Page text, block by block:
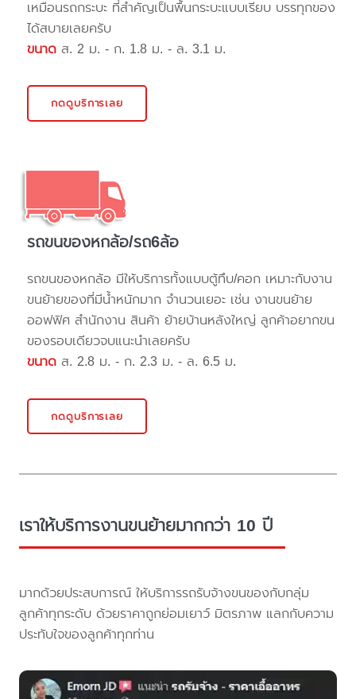
เหมือนรถกระบะ ที่สำคัญเป็นพื้นกระบะแบบเรียบ บรรทุกของ
ได้สบายเลยครับ
ขนาด ส. 2 ม. - ก. 1.8 ม. - ล. 3.1 ม.
กดดูบริการเลย
รถขนของหกล้อ/รถ6ล้อ
รถขนของหกล้อ มีให้บริการทั้งแบบตู้ทึบ/คอก เหมาะกับงาน
ขนย้ายของที่มีน้ำหนักมาก จำนวนเยอะ เช่น งานขนย้าย
ออฟฟิศ สำนักงาน สินค้า ย้ายบ้านหลังใหญ่ ลูกค้าอยากขน
ของรอบเดียวจบแนะนำเลยครับ
ขนาด ส. 2.8 ม. - ก. 2.3 ม. - ล. 6.5 ม.
กดดูบริการเลย
เราให้บริการงานขนย้ายมากกว่า 10 ปี
มากด้วยประสบการณ์ ให้บริการรถรับจ้างขนของกับกลุ่ม
ลูกค้าทุกระดับ ด้วยราคาถูกย่อมเยาว์ มิตรภาพ แลกกับความ
ประทับใจของลูกค้าทุกท่าน